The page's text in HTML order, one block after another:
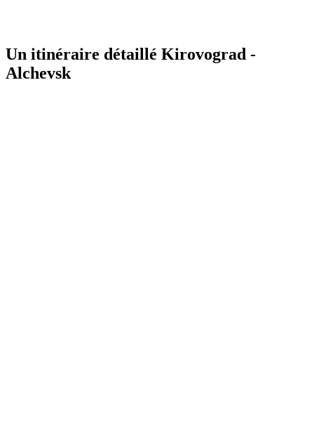
Un itinéraire détaillé Kirovograd -
Alchevsk